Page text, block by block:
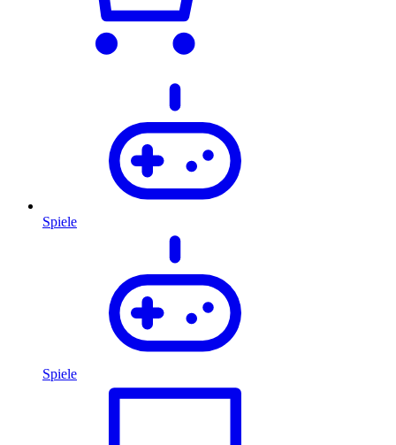
Spiele
Spiele